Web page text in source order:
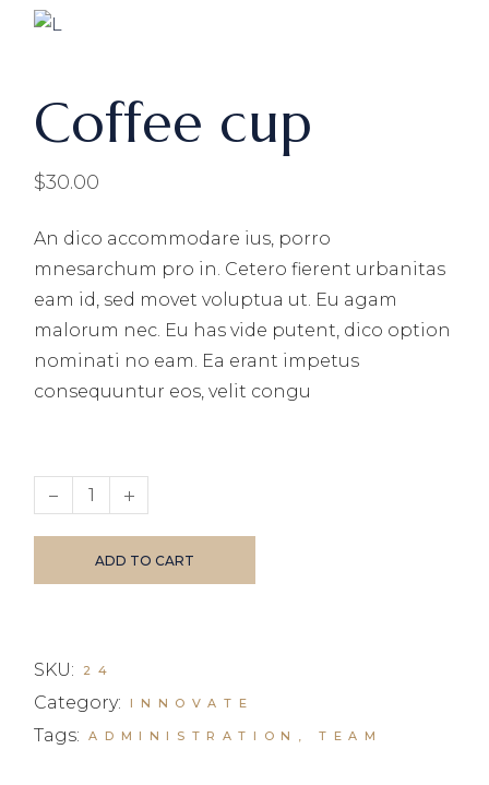
Coffee cup
$30.00
An dico accommodare ius, porro
mnesarchum pro in. Cetero fierent urbanitas
eam id, sed movet voluptua ut. Eu agam
malorum nec. Eu has vide putent, dico option
nominati no eam. Ea erant impetus
consequuntur eos, velit congu
Coffee cup quantity
ADD TO CART
SKU: 24
Category: INNOVATE
Tags: ADMINISTRATION , TEAM